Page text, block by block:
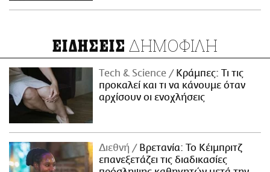
ΕΙΔΗΣΕΙΣ ΔΗΜΟΦΙΛΗ
Τech & Science
Κράμπες: Τι τις
προκαλεί και τι να κάνουμε όταν
αρχίσουν οι ενοχλήσεις
Διεθνή
Βρετανία: Το Κέιμπριτζ
επανεξετάζει τις διαδικασίες